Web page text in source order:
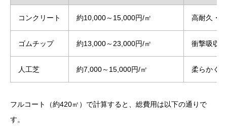
コンクリート 約10,000～15,000円/㎡ 高耐久・
ゴムチップ 約13,000～23,000円/㎡ 衝撃吸収
人工芝 約7,000～15,000円/㎡ 柔らかく
フルコート（約420㎡）で計算すると、総費用は以下の通りで
す。